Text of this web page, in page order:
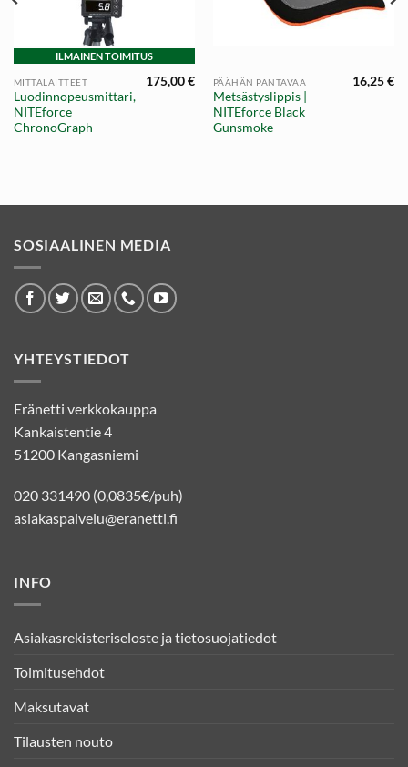
ILMAINEN TOIMITUS
MITTALAITTEET
Luodinnopeusmittari,
NITEforce
ChronoGraph
175,00€ PÄÄHÄN PANTAVAA
Metsästyslippis |
NITEforce Black
Gunsmoke
16,25€
SOSIAALINEN MEDIA
YHTEYSTIEDOT
Eränetti verkkokauppa
Kankaistentie 4
51200 Kangasniemi
020 331490 (0,0835€/puh)
asiakaspalvelu@eranetti.fi
INFO
Asiakasrekisteriseloste ja tietosuojatiedot
Toimitusehdot
Maksutavat
Tilausten nouto